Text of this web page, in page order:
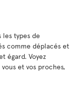
les types de
comme déplacés et
égard. Voyez
et vos proches,